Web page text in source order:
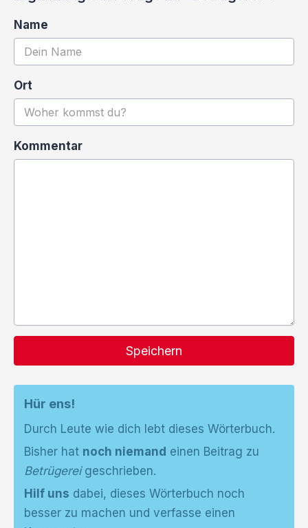
Name
Ort
Kommentar
Speichern
Hür ens!
Durch Leute wie dich lebt dieses Wörterbuch.
Bisher hat noch niemand einen Beitrag zu
Betrügereigeschrieben.
Hilf uns dabei, dieses Wörterbuch noch
besser zu machen und verfasse einen